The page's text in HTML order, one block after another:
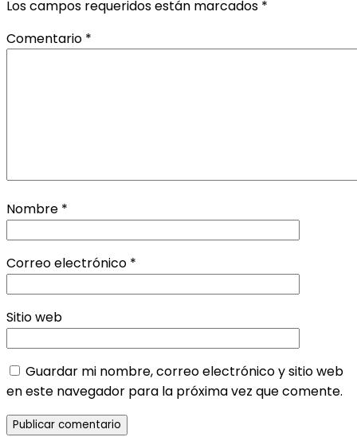
Los campos requeridos están marcados *
Comentario *
Nombre *
Correo electrónico *
Sitio web
Guardar mi nombre, correo electrónico y sitio web
en este navegador para la próxima vez que comente.